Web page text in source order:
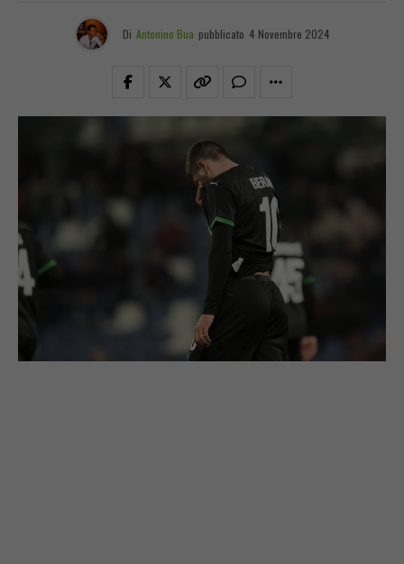
Di Antonino Bua pubblicato 4 Novembre 2024